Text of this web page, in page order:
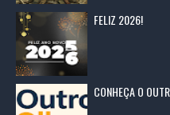
FELIZ 2026!
CONHEÇA O